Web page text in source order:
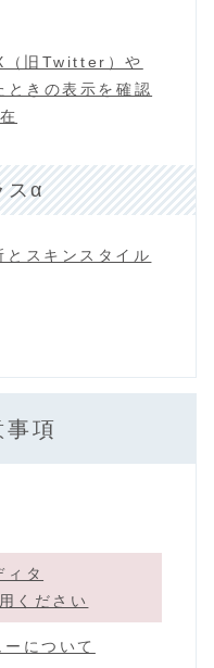
（旧Twitter）や
きの表示を確認
スα
とスキンスタイル
事項
ィタ
ください
について